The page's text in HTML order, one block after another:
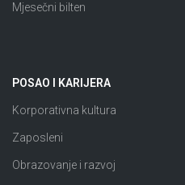
Mjesečni bilten
POSAO I KARIJERA
Korporativna kultura
Zaposleni
Obrazovanje i razvoj